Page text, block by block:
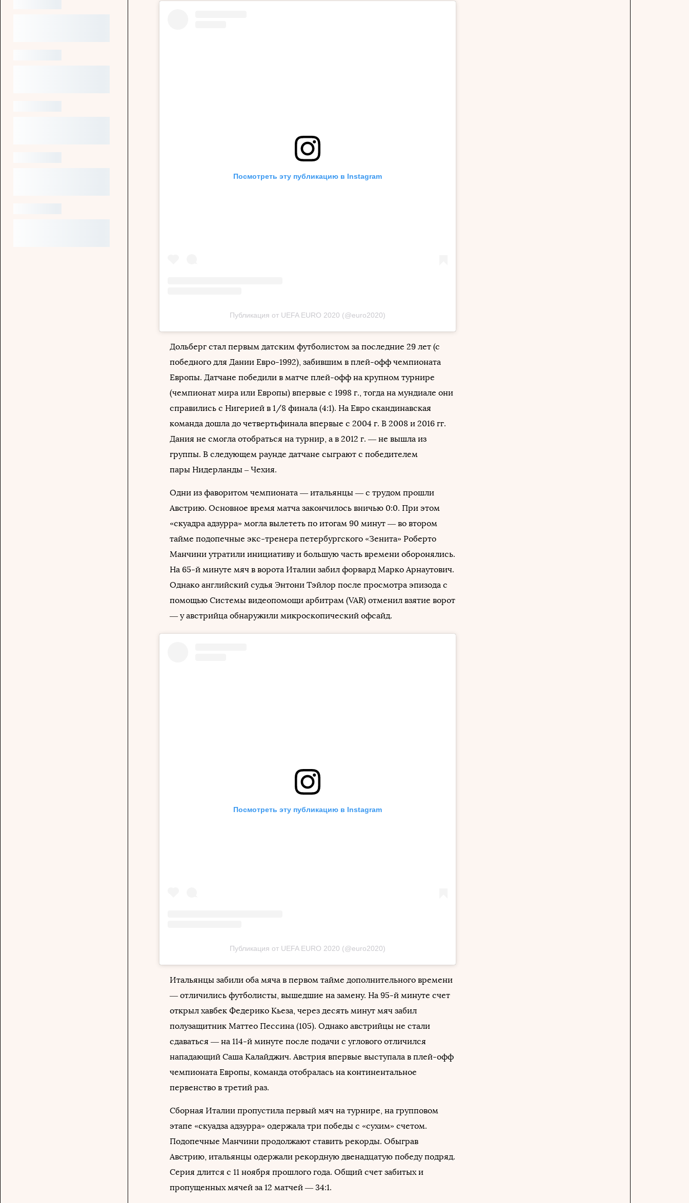
Посмотреть эту публикацию в Instagram
Публикация от UEFA EURO 2020 (@euro2020)
Дольберг стал первым датским футболистом за последние 29 лет (с
победного для Дании Евро-1992), забившим в плей-офф чемпионата
Европы. Датчане победили в матче плей-офф на крупном турнире
(чемпионат мира или Европы) впервые с 1998 г., тогда на мундиале они
справились с Нигерией в 1/8 финала (4:1). На Евро скандинавская
команда дошла до четвертьфинала впервые с 2004 г. В 2008 и 2016 гг.
Дания не смогла отобраться на турнир, а в 2012 г. — не вышла из
группы. В следующем раунде датчане сыграют с победителем
пары Нидерланды – Чехия.
Одни из фаворитом чемпионата — итальянцы — с трудом прошли
Австрию. Основное время матча закончилось вничью 0:0. При этом
«скуадра адзурра» могла вылететь по итогам 90 минут — во втором
тайме подопечные экс-тренера петербургского «Зенита» Роберто
Манчини утратили инициативу и большую часть времени оборонялись.
На 65-й минуте мяч в ворота Италии забил форвард Марко Арнаутович.
Однако английский судья Энтони Тэйлор после просмотра эпизода с
помощью Системы видеопомощи арбитрам (VAR) отменил взятие ворот
— у австрийца обнаружили микроскопический офсайд.
Посмотреть эту публикацию в Instagram
Публикация от UEFA EURO 2020 (@euro2020)
Итальянцы забили оба мяча в первом тайме дополнительного времени
— отличились футболисты, вышедшие на замену. На 95-й минуте счет
открыл хавбек Федерико Кьеза, через десять минут мяч забил
полузащитник Маттео Пессина (105). Однако австрийцы не стали
сдаваться — на 114-й минуте после подачи с углового отличился
нападающий Саша Калайджич. Австрия впервые выступала в плей-офф
чемпионата Европы, команда отобралась на континентальное
первенство в третий раз.
Сборная Италии пропустила первый мяч на турнире, на групповом
этапе «скуадза адзурра» одержала три победы с «сухим» счетом.
Подопечные Манчини продолжают ставить рекорды. Обыграв
Австрию, итальянцы одержали рекордную двенадцатую победу подряд.
Серия длится с 11 ноября прошлого года. Общий счет забитых и
пропущенных мячей за 12 матчей — 34:1.